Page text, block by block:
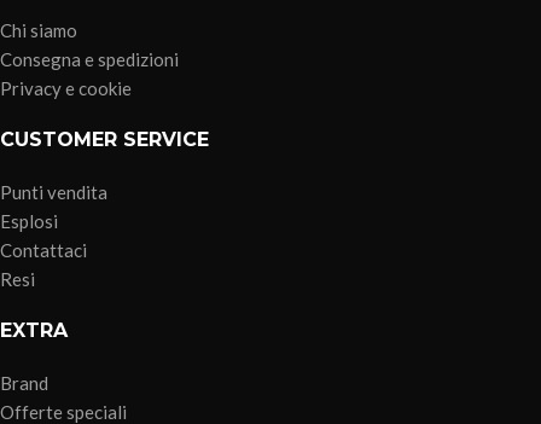
Chi siamo
Consegna e spedizioni
Privacy e cookie
CUSTOMER SERVICE
Punti vendita
Esplosi
Contattaci
Resi
EXTRA
Brand
Offerte speciali